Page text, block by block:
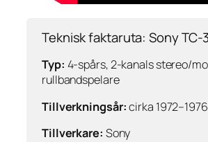
Teknisk faktaruta: Sony TC-
Typ: 4-spårs, 2-kanals stereo/
rullbandspelare
Tillverkningsår:cirka 1972–1976
Tillverkare: Sony